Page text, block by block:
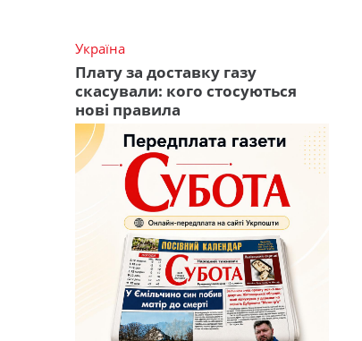
Україна
Плату за доставку газу
скасували: кого стосуються
нові правила